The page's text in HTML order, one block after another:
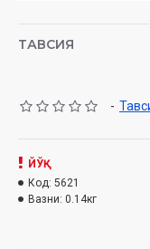
2025 йил 26
Эслатиб ўтамиз,
УШБУ СОНДА
ТАВСИЯ
-
ЙЎҚ
Код: 5621
Вазни: 0.14кг